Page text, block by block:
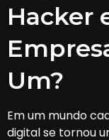
Hacker
Um?
Em um mundo
digital se tornou